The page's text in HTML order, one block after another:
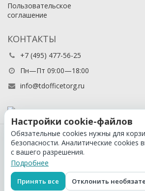
Пользовательское
соглашение
КОНТАКТЫ
+7 (495) 477-56-25
Пн—Пт 09:00—18:00
info@tdofficetorg.ru
© 2026 Официальный партнер Cactus в
Настройки cookie-файлов
Обязательные cookies нужны для
безопасности. Аналитические cookies
с вашего разрешения.
Подробнее
Принять все Отклонить